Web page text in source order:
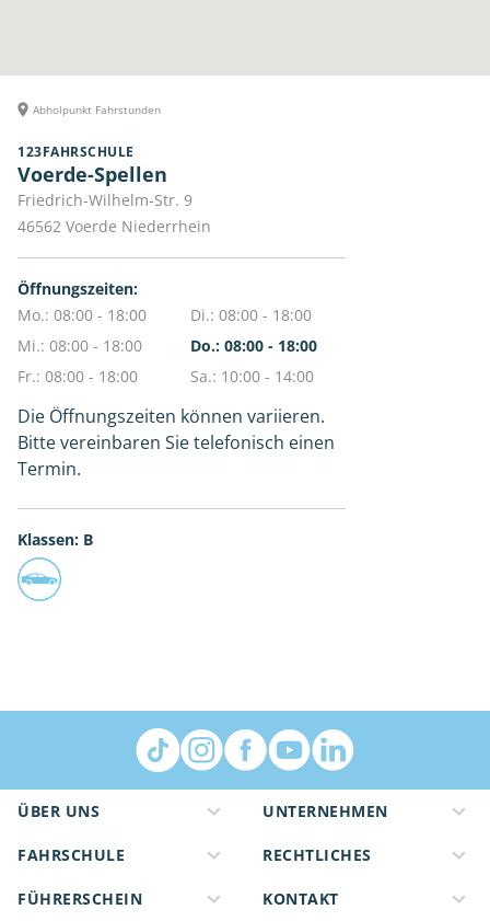
Abholpunkt Fahrstunden
123FAHRSCHULE
Voerde-Spellen
Friedrich-Wilhelm-Str. 9
46562 Voerde Niederrhein
Öffnungszeiten:
Mo.: 08:00 - 18:00
Di.: 08:00 - 18:00
Mi.: 08:00 - 18:00
Do.: 08:00 - 18:00
Fr.: 08:00 - 18:00
Sa.: 10:00 - 14:00
Die Öffnungszeiten können variieren.
Bitte vereinbaren Sie telefonisch einen
Termin.
Klassen: B
ÜBER UNS
FAHRSCHULE
FÜHRERSCHEIN
UNTERNEHMEN
RECHTLICHES
KONTAKT